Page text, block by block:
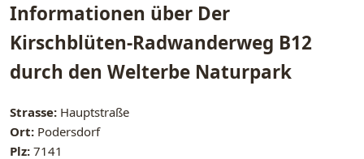
Informationen über Der
Kirschblüten-Radwanderweg B12
durch den Welterbe Naturpark
Strasse: Hauptstraße
Ort: Podersdorf
Plz: 7141